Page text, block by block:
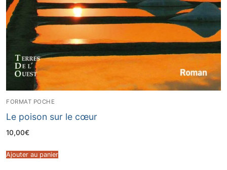
FORMAT POCHE
Le poison sur le cœur
10,00€
Ajouter au panier